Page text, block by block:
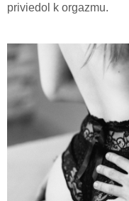
priviedol k orgazmu.